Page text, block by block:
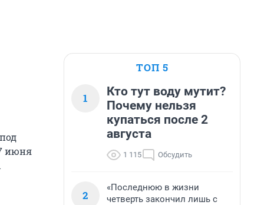
июня
ТОП 5
1
Кто тут воду мутит?
Почему нельзя
купаться после 2
августа
1 115 Обсудить
2
«Последнюю в жизни
четверть закончил лишь с